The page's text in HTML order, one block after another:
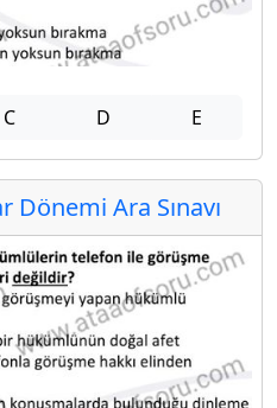
C D E
Dönemi Ara Sınavı